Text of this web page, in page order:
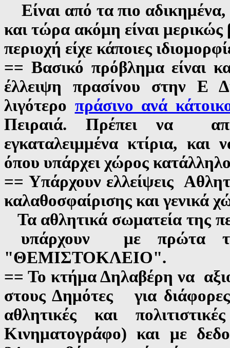
Είναι από τα πιο
και τώρα ακόμη είναι
περιοχή είχε κάποιες
== Βασικό πρόβλημα είναι
έλλειψη πρασίνου στην Ε
λιγότερο πράσινο ανά
Πειραιά. Πρέπει να
εγκαταλειμμένα κτίρια, και
όπου υπάρχει χώρος
== Υπάρχουν ελλείψεις
καλαθοσφαίρισης και γενικά
Τα αθλητικά σωματεία της
υπάρχουν με πρώτα
"ΘΕΜΙΣΤΟΚΛΕΙΟ".
== Το κτήμα Δηλαβέρη να
στους Δημότες για διάφορες
αθλητικές και
Κινηματογράφο) και με